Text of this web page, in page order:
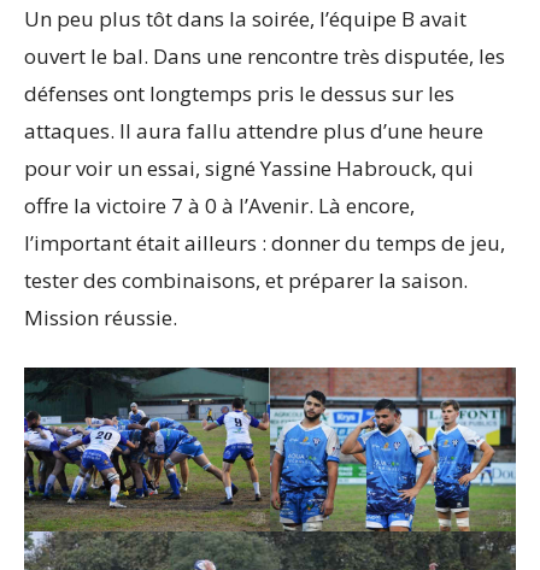
Un peu plus tôt dans la soirée, l’équipe B avait
ouvert le bal. Dans une rencontre très disputée, les
défenses ont longtemps pris le dessus sur les
attaques. Il aura fallu attendre plus d’une heure
pour voir un essai, signé Yassine Habrouck, qui
offre la victoire 7 à 0 à l’Avenir. Là encore,
l’important était ailleurs : donner du temps de jeu,
tester des combinaisons, et préparer la saison.
Mission réussie.